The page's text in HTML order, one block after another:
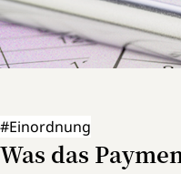
#Einordnung
Was das